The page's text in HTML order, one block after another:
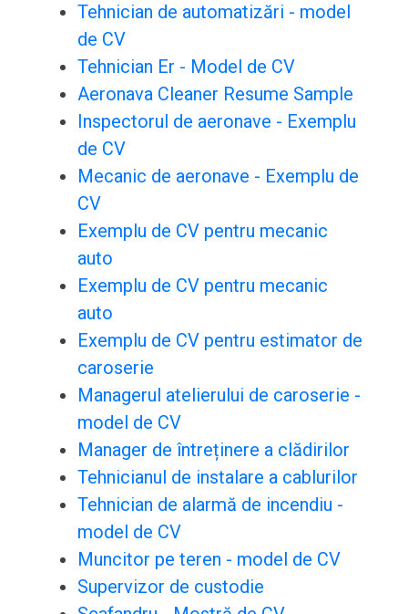
Tehnician de automatizări - model
de CV
Tehnician Er - Model de CV
Aeronava Cleaner Resume Sample
Inspectorul de aeronave - Exemplu
de CV
Mecanic de aeronave - Exemplu de
CV
Exemplu de CV pentru mecanic
auto
Exemplu de CV pentru mecanic
auto
Exemplu de CV pentru estimator de
caroserie
Managerul atelierului de caroserie -
model de CV
Manager de întreținere a clădirilor
Tehnicianul de instalare a cablurilor
Tehnician de alarmă de incendiu -
model de CV
Muncitor pe teren - model de CV
Supervizor de custodie